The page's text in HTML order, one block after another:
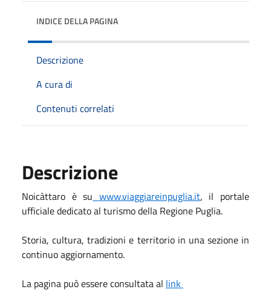
INDICE DELLA PAGINA
Descrizione
A cura di
Contenuti correlati
Descrizione
Noicàttaro è su www.viaggiareinpuglia.it, il portale
ufficiale dedicato al turismo della Regione Puglia.
Storia, cultura, tradizioni e territorio in una sezione in
continuo aggiornamento.
La pagina può essere consultata al link